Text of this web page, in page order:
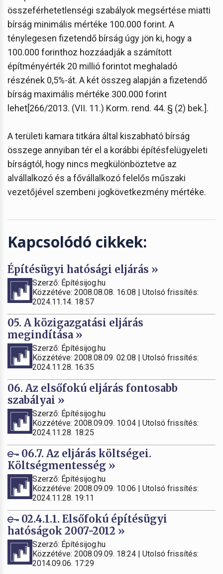
összeférhetetlenségi szabályok megsértése miatti
bírság minimális mértéke 100.000 forint. A
ténylegesen fizetendő bírság úgy jön ki, hogy a
100.000 forinthoz hozzáadják a számított
építményérték 20 millió forintot meghaladó
részének 0,5%-át. A két összeg alapján a fizetendő
bírság maximális mértéke 300.000 forint
lehet[266/2013. (VII. 11.) Korm. rend. 44. § (2) bek.].
A területi kamara titkára által kiszabható bírság
összege annyiban tér el a korábbi építésfelügyeleti
bírságtól, hogy nincs megkülönböztetve az
alvállalkozó és a fővállalkozó felelős műszaki
vezetőjével szembeni jogkövetkezmény mértéke.
Kapcsolódó cikkek:
Építésügyi hatósági eljárás »
Szerző: Építésijog.hu
Közzétéve: 2008.08.08. 16:08 | Utolsó frissítés:
2024.11.14. 18:57
05. A közigazgatási eljárás
megindítása »
Szerző: Építésijog.hu
Közzétéve: 2008.08.09. 02:08 | Utolsó frissítés:
2024.11.28. 16:35
06. Az elsőfokú eljárás fontosabb
szabályai »
Szerző: Építésijog.hu
Közzétéve: 2008.09.09. 10:04 | Utolsó frissítés:
2024.11.28. 18:25
06.7. Az eljárás költségei.
Költségmentesség »
Szerző: Építésijog.hu
Közzétéve: 2008.09.09. 10:06 | Utolsó frissítés:
2024.11.28. 19:11
02.4.1.1. Elsőfokú építésügyi
hatóságok 2007-2012 »
Szerző: Építésijog.hu
Közzétéve: 2008.09.09. 18:24 | Utolsó frissítés:
2014.09.06. 17:29